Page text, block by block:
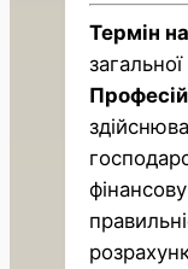
Термін